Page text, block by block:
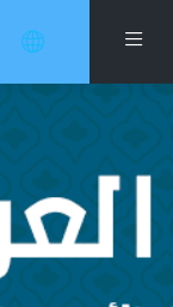
واجهة جانبية